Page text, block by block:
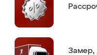
Замер,